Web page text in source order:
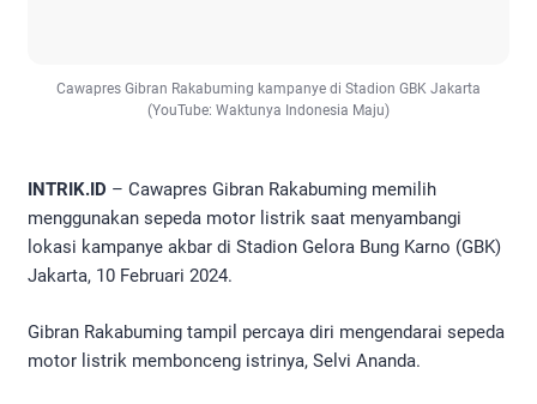
Cawapres Gibran Rakabuming kampanye di Stadion GBK Jakarta
(YouTube: Waktunya Indonesia Maju)
INTRIK.ID – Cawapres Gibran Rakabuming memilih
menggunakan sepeda motor listrik saat menyambangi
lokasi kampanye akbar di Stadion Gelora Bung Karno (GBK)
Jakarta, 10 Februari 2024.
Gibran Rakabuming tampil percaya diri mengendarai sepeda
motor listrik membonceng istrinya, Selvi Ananda.